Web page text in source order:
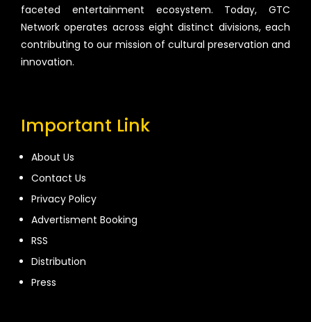
faceted entertainment ecosystem. Today, GTC
Network operates across eight distinct divisions, each
contributing to our mission of cultural preservation and
innovation.
Important Link
About Us
Contact Us
Privacy Policy
Advertisment Booking
RSS
Distribution
Press